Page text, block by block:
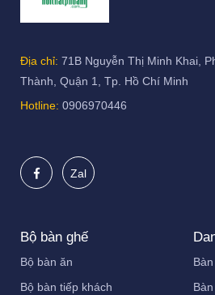
Địa chỉ: 71B Nguyễn Thị Minh Khai,
Thành, Quận 1, Tp. Hồ Chí Minh
Hotline: 0906970446
Zal
Bộ bàn ghế
Bộ bàn ăn
Bộ bàn tiếp khách